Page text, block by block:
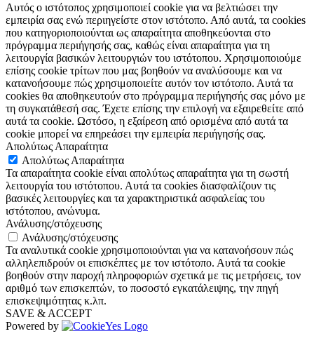
Αυτός ο ιστότοπος χρησιμοποιεί cookie για να βελτιώσει την
εμπειρία σας ενώ περιηγείστε στον ιστότοπο. Από αυτά, τα cookies
που κατηγοριοποιούνται ως απαραίτητα αποθηκεύονται στο
πρόγραμμα περιήγησής σας, καθώς είναι απαραίτητα για τη
λειτουργία βασικών λειτουργιών του ιστότοπου. Χρησιμοποιούμε
επίσης cookie τρίτων που μας βοηθούν να αναλύσουμε και να
κατανοήσουμε πώς χρησιμοποιείτε αυτόν τον ιστότοπο. Αυτά τα
cookies θα αποθηκευτούν στο πρόγραμμα περιήγησής σας μόνο με
τη συγκατάθεσή σας. Έχετε επίσης την επιλογή να εξαιρεθείτε από
αυτά τα cookie. Ωστόσο, η εξαίρεση από ορισμένα από αυτά τα
cookie μπορεί να επηρεάσει την εμπειρία περιήγησής σας.
Απολύτως Απαραίτητα
Απολύτως Απαραίτητα
Τα απαραίτητα cookie είναι απολύτως απαραίτητα για τη σωστή
λειτουργία του ιστότοπου. Αυτά τα cookies διασφαλίζουν τις
βασικές λειτουργίες και τα χαρακτηριστικά ασφαλείας του
ιστότοπου, ανώνυμα.
Ανάλυσης/στόχευσης
Ανάλυσης/στόχευσης
Τα αναλυτικά cookie χρησιμοποιούνται για να κατανοήσουν πώς
αλληλεπιδρούν οι επισκέπτες με τον ιστότοπο. Αυτά τα cookie
βοηθούν στην παροχή πληροφοριών σχετικά με τις μετρήσεις, τον
αριθμό των επισκεπτών, το ποσοστό εγκατάλειψης, την πηγή
επισκεψιμότητας κ.λπ.
SAVE & ACCEPT
Powered by